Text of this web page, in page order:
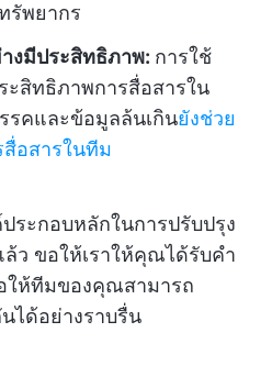
รัพยากร
งมีประสิทธิภาพ: การใช้
ะสิทธิภาพการสื่อสารใน
รคและข้อมูลล้นเกินยังช่วย
อสารในทีม
ะกอบหลักในการปรับปรุง
ว ขอให้เราให้คุณได้รับคำ
ให้ทีมของคุณสามารถ
ได้อย่างราบรื่น